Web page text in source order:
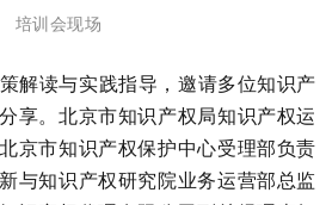
培训会现场
解读与实践指导，邀请多位知识产
享。北京市知识产权局知识产权运
京市知识产权保护中心受理部负责
与知识产权研究院业务运营部总监